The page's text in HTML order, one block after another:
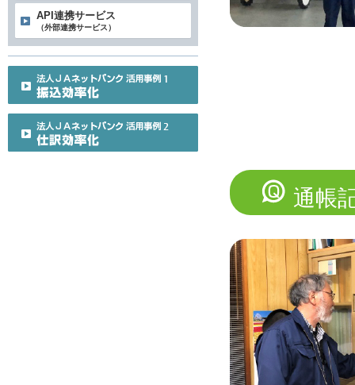
通帳
API連携サービス
（外部連携サービス）